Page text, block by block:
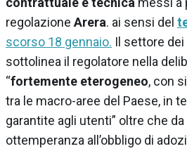
regolazione Arera. ai sensi del
scorso 18 gennaio. Il settore
sottolinea il regolatore nella
“fortemente eterogeneo, con
tra le macro-aree del Paese, in
garantite agli utenti” oltre che da
ottemperanza all’obbligo di